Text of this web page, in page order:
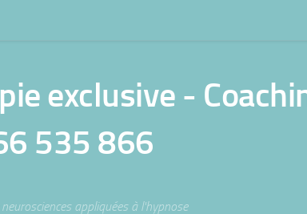
exclusive -
535 866
appliquées à l'hypnose